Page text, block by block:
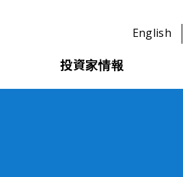
English
投資家情報